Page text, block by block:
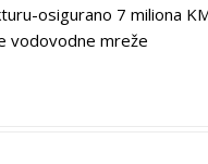
osigurano 7 miliona
vodovodne mreže